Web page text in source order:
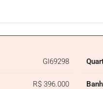
GI69298
R$ 396.000